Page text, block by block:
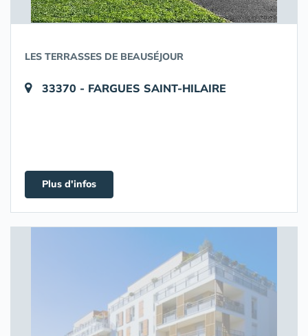
LES TERRASSES DE BEAUSÉJOUR
33370 - FARGUES SAINT-HILAIRE
Plus d'infos